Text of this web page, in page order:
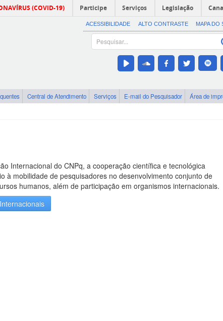
(COVID-19) Participe Serviços Legislação
ACESSIBILIDADE ALTO CONTRASTE MAPA DO
Central de Atendimento Serviços E-mail do Pesquisador Área de
Internacional do CNPq, a cooperação científica e tecnológica
à mobilidade de pesquisadores no desenvolvimento conjunto de
humanos, além de participação em organismos internacionais.